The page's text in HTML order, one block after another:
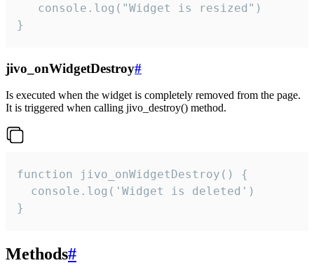
   console.log("Widget is resized")
}
jivo_onWidgetDestroy#
Is executed when the widget is completely removed from the page.
It is triggered when calling jivo_destroy() method.
function jivo_onWidgetDestroy() {
  console.log('Widget is deleted')
}
Methods#